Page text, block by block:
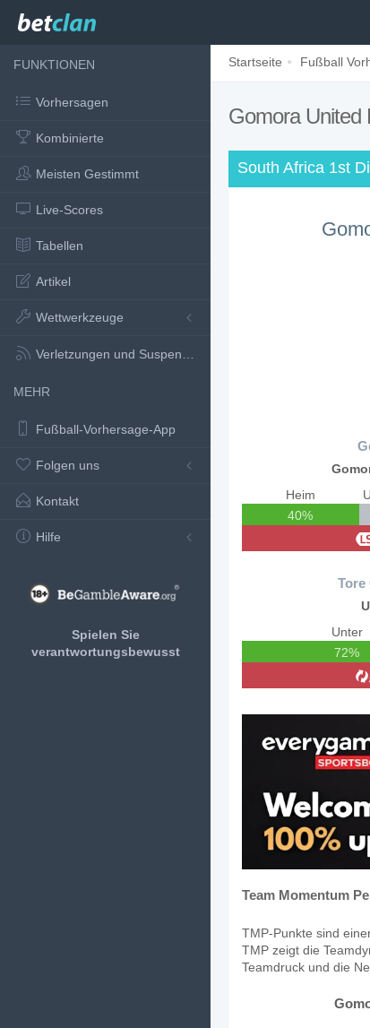
FUNKTIONEN
Vorhersagen
Kombinierte
Meisten Gestimmt
Live-Scores
Tabellen
Artikel
Wettwerkzeuge
Verletzungen und Suspensionen
MEHR
Fußball-Vorhersage-App
Folgen uns
Kontakt
Hilfe
Spielen Sie
verantwortungsbewusst
Startseite Fußball
Gomora United
South Africa 1st
Heim
40%
Tore
Unter
72%
Team Momentum
TMP-Punkte sind
TMP zeigt die
Teamdruck und die